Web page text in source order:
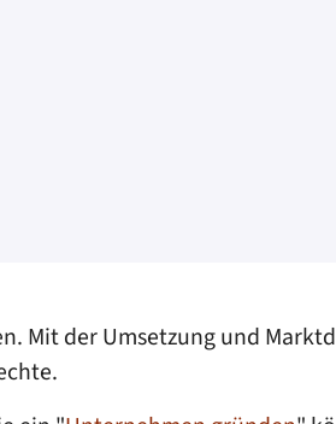
Mit der Umsetzung und